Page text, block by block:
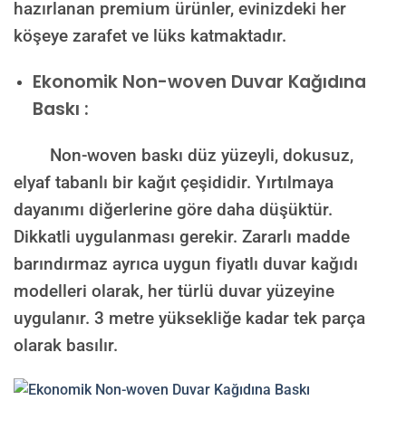
hazırlanan premium ürünler, evinizdeki her
köşeye zarafet ve lüks katmaktadır.
Ekonomik Non-woven Duvar Kağıdına
Baskı :
Non-woven baskı düz yüzeyli, dokusuz,
elyaf tabanlı bir kağıt çeşididir. Yırtılmaya
dayanımı diğerlerine göre daha düşüktür.
Dikkatli uygulanması gerekir. Zararlı madde
barındırmaz ayrıca uygun fiyatlı duvar kağıdı
modelleri olarak, her türlü duvar yüzeyine
uygulanır. 3 metre yüksekliğe kadar tek parça
olarak basılır.